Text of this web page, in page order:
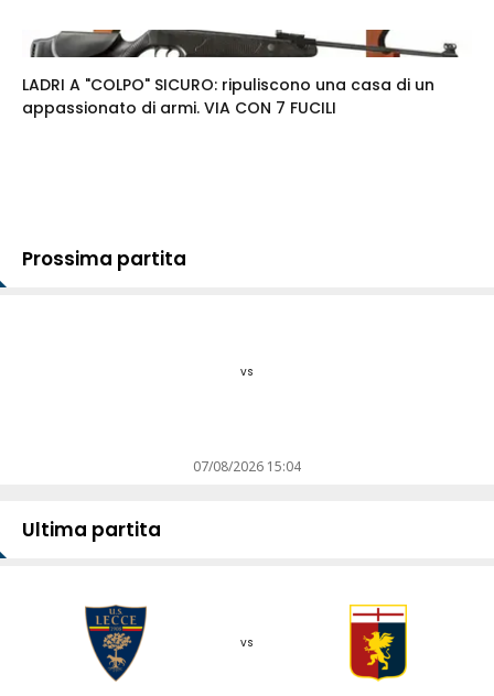
LADRI A "COLPO" SICURO: ripuliscono una casa di un
appassionato di armi. VIA CON 7 FUCILI
Prossima partita
vs
07/08/2026 15:04
Ultima partita
vs